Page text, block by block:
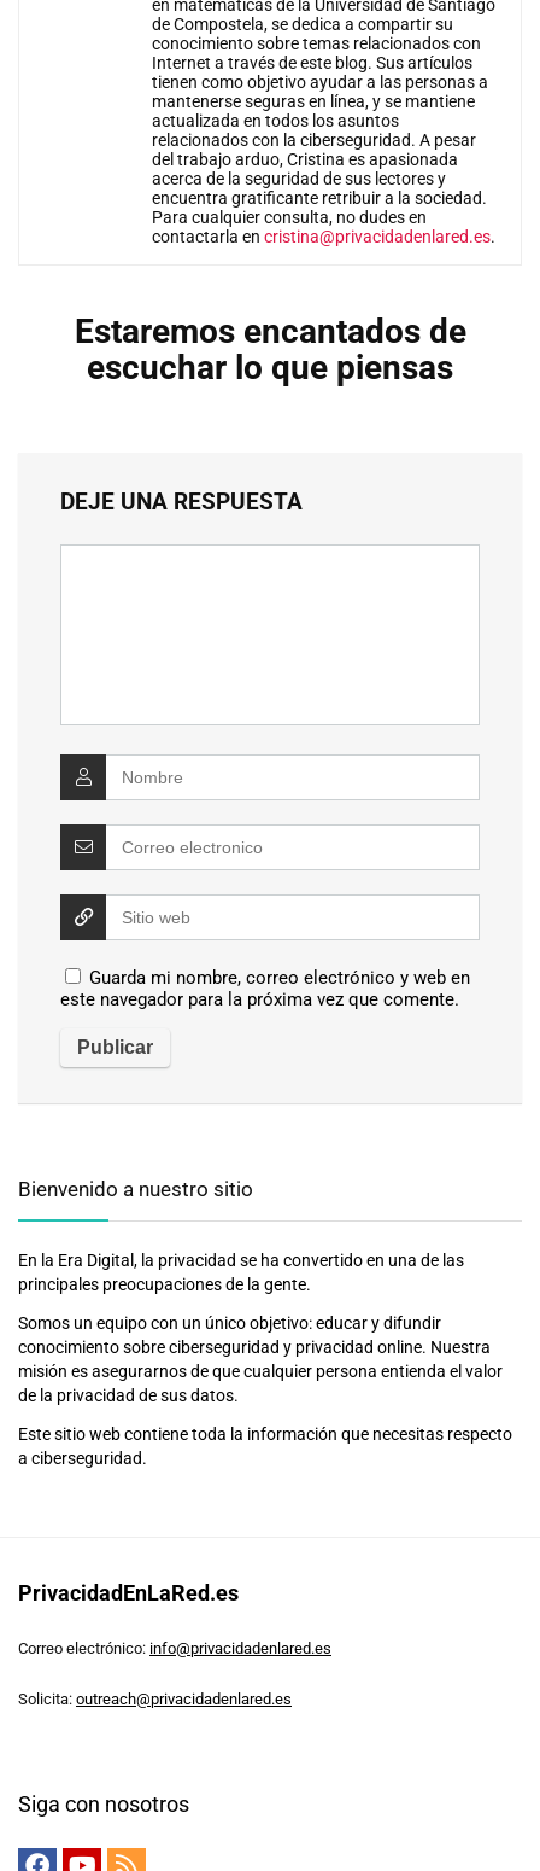
en matemáticas de la Universidad de Santiago
de Compostela, se dedica a compartir su
conocimiento sobre temas relacionados con
Internet a través de este blog. Sus artículos
tienen como objetivo ayudar a las personas a
mantenerse seguras en línea, y se mantiene
actualizada en todos los asuntos
relacionados con la ciberseguridad. A pesar
del trabajo arduo, Cristina es apasionada
acerca de la seguridad de sus lectores y
encuentra gratificante retribuir a la sociedad.
Para cualquier consulta, no dudes en
contactarla en cristina@privacidadenlared.es.
Estaremos encantados de
escuchar lo que piensas
DEJE UNA RESPUESTA
Guarda mi nombre, correo electrónico y web en
este navegador para la próxima vez que comente.
Bienvenido a nuestro sitio
En la Era Digital, la privacidad se ha convertido en una de las
principales preocupaciones de la gente.
Somos un equipo con un único objetivo: educar y difundir
conocimiento sobre ciberseguridad y privacidad online. Nuestra
misión es asegurarnos de que cualquier persona entienda el valor
de la privacidad de sus datos.
Este sitio web contiene toda la información que necesitas respecto
a ciberseguridad.
PrivacidadEnLaRed.es
Correo electrónico: info@privacidadenlared.es
Solicita: outreach@privacidadenlared.es
Siga con nosotros